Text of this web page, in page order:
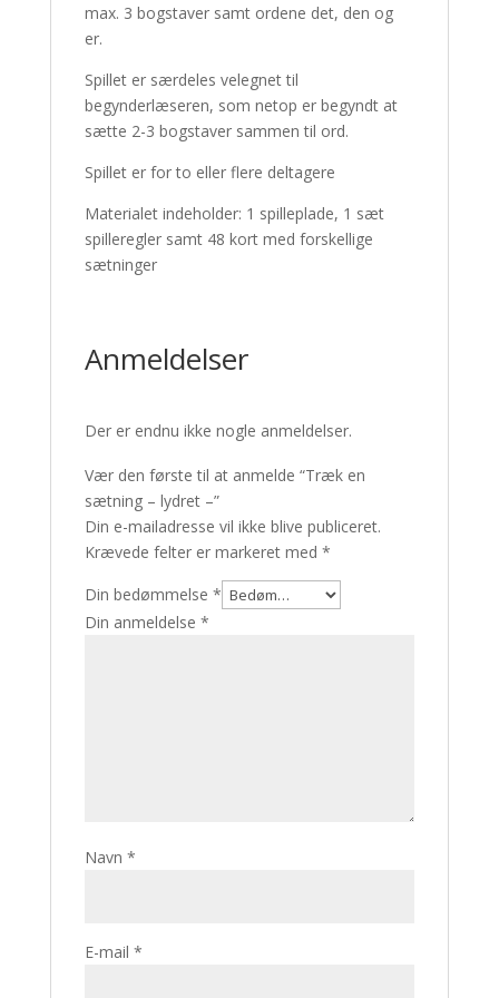
max. 3 bogstaver samt ordene det, den og
er.
Spillet er særdeles velegnet til
begynderlæseren, som netop er begyndt at
sætte 2-3 bogstaver sammen til ord.
Spillet er for to eller flere deltagere
Materialet indeholder: 1 spilleplade, 1 sæt
spilleregler samt 48 kort med forskellige
sætninger
Anmeldelser
Der er endnu ikke nogle anmeldelser.
Vær den første til at anmelde “Træk en
sætning – lydret –”
Din e-mailadresse vil ikke blive publiceret.
Krævede felter er markeret med *
Din bedømmelse *
Din anmeldelse *
Navn *
E-mail *